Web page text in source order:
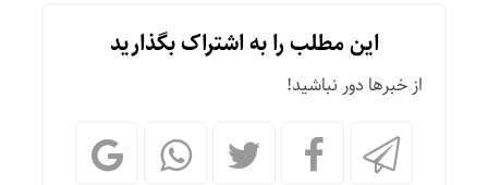
این مطلب را به اشتراک بگذارید
از خبرها دور نباشید!